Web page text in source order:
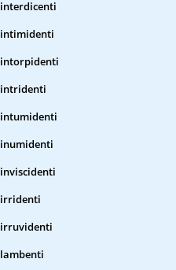
interdicenti
intimidenti
intorpidenti
intridenti
intumidenti
inumidenti
inviscidenti
irridenti
irruvidenti
lambenti